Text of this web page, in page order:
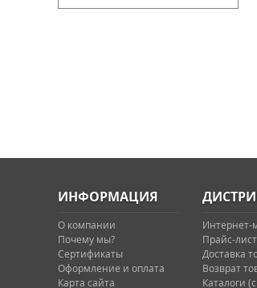
ИНФОРМАЦИЯ
О компании
Почему мы?
Сертификаты
Оформление и оплата
Карта сайта
Интернет-
Прайс-
Доставка
Возврат
Каталоги